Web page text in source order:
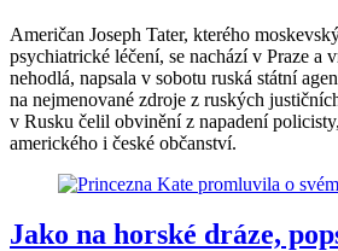
Američan Joseph Tater, kterého
psychiatrické léčení, se nachází v Praze a
nehodlá, napsala v sobotu ruská státní
na nejmenované zdroje z ruských
v Rusku čelil obvinění z napadení
amerického i české občanství.
Jako na horské dráze,